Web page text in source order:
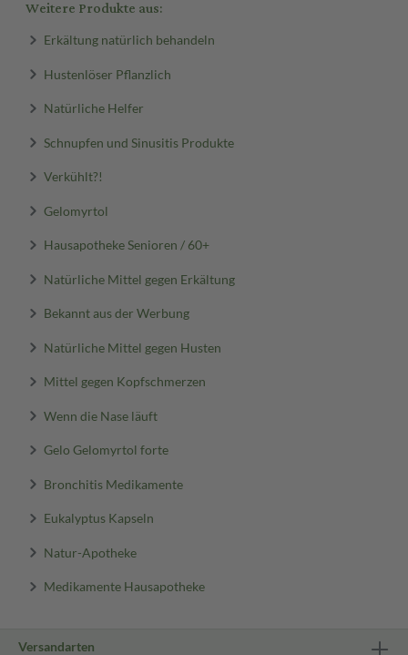
Weitere Produkte aus:
Erkältung natürlich behandeln
Hustenlöser Pflanzlich
Natürliche Helfer
Schnupfen und Sinusitis Produkte
Verkühlt?!
Gelomyrtol
Hausapotheke Senioren / 60+
Natürliche Mittel gegen Erkältung
Bekannt aus der Werbung
Natürliche Mittel gegen Husten
Mittel gegen Kopfschmerzen
Wenn die Nase läuft
Gelo Gelomyrtol forte
Bronchitis Medikamente
Eukalyptus Kapseln
Natur-Apotheke
Medikamente Hausapotheke
Versandarten